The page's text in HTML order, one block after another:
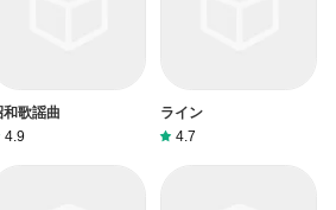
和歌謡曲
4.9
ライン
4.7